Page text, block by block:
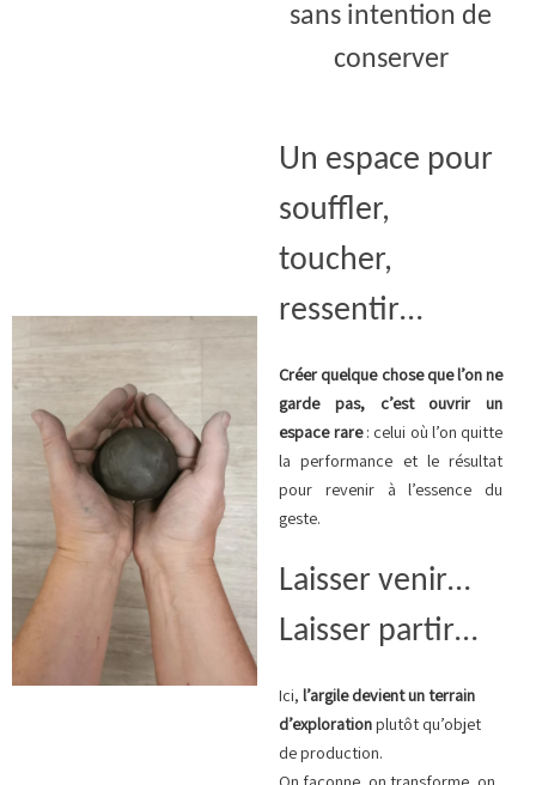
sans intention de
conserver
Un espace pour
souffler,
toucher,
ressentir…
Créer quelque chose que l’on ne
garde pas, c’est
ouvrir un
espace rare: celui où l’on quitte
la performance et le résultat
pour revenir à l’essence du
geste.
Laisser venir…
Laisser partir…
Ici,l’argile devient un terrain
d’explorationplutôt qu’objet
de production.
On façonne, on transforme, on